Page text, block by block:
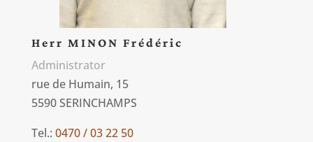
Herr MINON Frédéric
Administrator
rue de Humain, 15
5590 SERINCHAMPS
Tel.: 0470 / 03 22 50